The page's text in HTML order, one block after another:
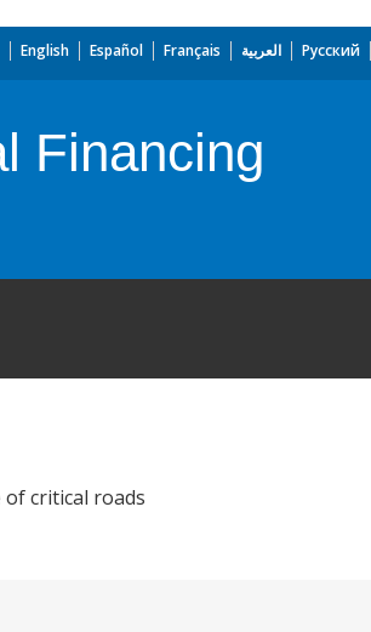
English Español Français العربية Русский
Financing
critical roads